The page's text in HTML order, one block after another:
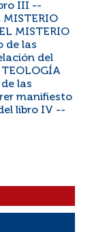
III --
MISTERIO
MISTERIO
de las
del
las
manifiesto
libro IV --